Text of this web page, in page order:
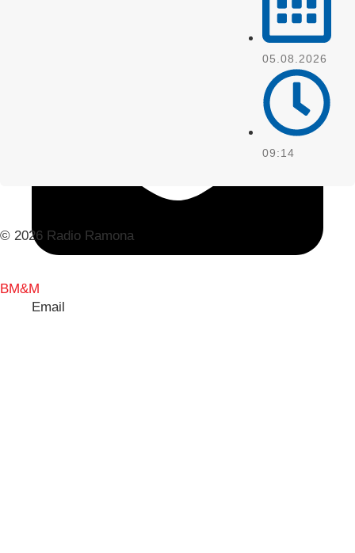
Email
05.08.2026
09:14
© 2026 Radio Ramona
BM&M